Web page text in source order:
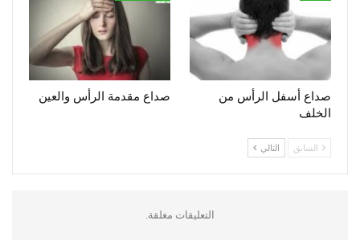
صداع أسفل الرأس من
الخلف
صداع مقدمة الرأس والعين
السابق التالي
التعليقات مغلقة.